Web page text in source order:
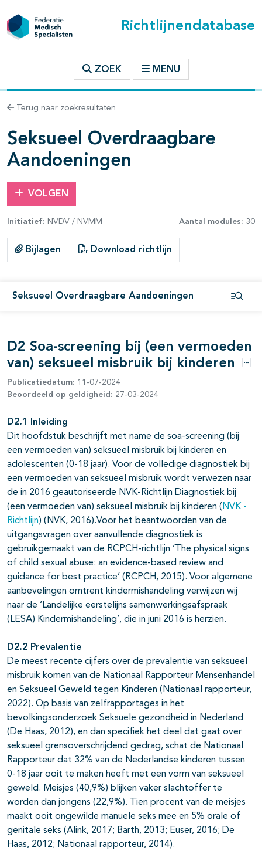
Richtlijnendatabase
ZOEK MENU
Terug naar zoekresultaten
Seksueel Overdraagbare
Aandoeningen
VOLGEN
Initiatief: NVDV / NVMM Aantal modules: 30
Bijlagen Download richtlijn
Seksueel Overdraagbare Aandoeningen
binnen deze richtlijn
open- en dichtklappen
D2 Soa-screening bij (een vermoeden
van) seksueel misbruik bij kinderen
Publicatiedatum: 11-07-2024
Beoordeeld op geldigheid: 27-03-2024
D2.1 Inleiding
Dit hoofdstuk beschrijft met name de soa-screening (bij
een vermoeden van) seksueel misbruik bij kinderen en
adolescenten (0-18 jaar). Voor de volledige diagnostiek bij
een vermoeden van seksueel misbruik wordt verwezen naar
de in 2016 geautoriseerde NVK-Richtlijn Diagnostiek bij
(een vermoeden van) seksueel misbruik bij kinderen ( NVK -
Richtlijn) (NVK, 2016).Voor het beantwoorden van de
uitgangsvragen over aanvullende diagnostiek is
gebruikgemaakt van de RCPCH-richtlijn ‘The physical signs
of child sexual abuse: an evidence-based review and
guidance for best practice’ (RCPCH, 2015). Voor algemene
aanbevelingen omtrent kindermishandeling verwijzen wij
naar de ‘Landelijke eerstelijns samenwerkingsafspraak
(LESA) Kindermishandeling’, die in juni 2016 is herzien.
D2.2 Prevalentie
De meest recente cijfers over de prevalentie van seksueel
misbruik komen van de Nationaal Rapporteur Mensenhandel
en Seksueel Geweld tegen Kinderen (Nationaal rapporteur,
2022). Op basis van zelfrapportages in het
bevolkingsonderzoek Seksuele gezondheid in Nederland
(De Haas, 2012), en dan specifiek het deel dat gaat over
seksueel grensoverschrijdend gedrag, schat de Nationaal
Rapporteur dat 32% van de Nederlandse kinderen tussen
0-18 jaar ooit te maken heeft met een vorm van seksueel
geweld. Meisjes (40,9%) blijken vaker slachtoffer te
worden dan jongens (22,9%). Tien procent van de meisjes
maakt ooit ongewilde manuele seks mee en 5% orale of
genitale seks (Alink, 2017; Barth, 2013; Euser, 2016; De
Haas, 2012; Nationaal rapporteur, 2014).